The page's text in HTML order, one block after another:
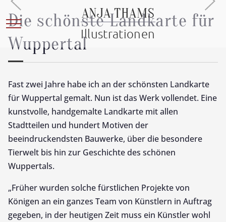
Mobile Menu Toggle
ANJA THAMS
Illustrationen
Die schönste Landkarte für
Wuppertal
Fast zwei Jahre habe ich an der schönsten Landkarte
für Wuppertal gemalt. Nun ist das Werk vollendet. Eine
kunstvolle, handgemalte Landkarte mit allen
Stadtteilen und hundert Motiven der
beeindruckendsten Bauwerke, über die besondere
Tierwelt bis hin zur Geschichte des schönen
Wuppertals.
„Früher wurden solche fürstlichen Projekte von
Königen an ein ganzes Team von Künstlern in Auftrag
gegeben, in der heutigen Zeit muss ein Künstler wohl